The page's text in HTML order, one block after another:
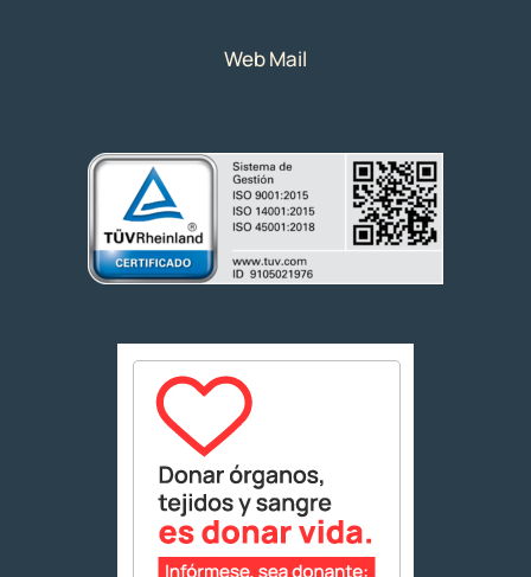
Web Mail